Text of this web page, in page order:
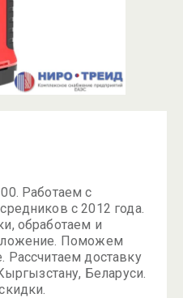
Работаем с
с 2012 года.
обработаем и
Поможем
Рассчитаем доставку
Беларуси.